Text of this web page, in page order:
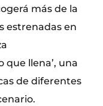
más de la
estrenadas en
que llena’, una
de diferentes